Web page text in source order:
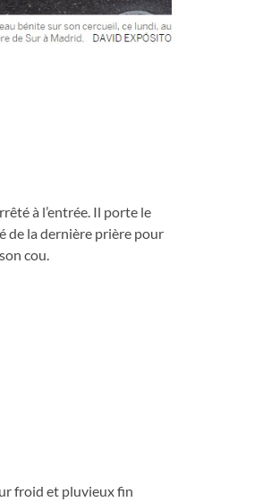
à l’entrée. Il porte le
de la dernière prière pour
cou.
froid et pluvieux fin